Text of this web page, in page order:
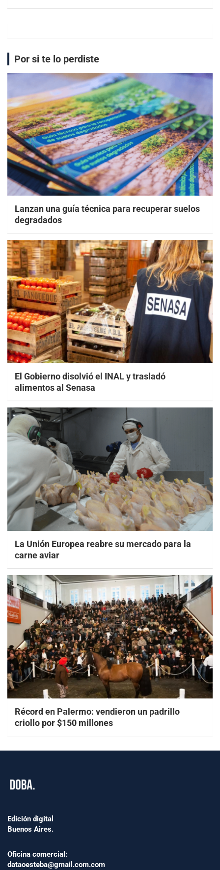
Por si te lo perdiste
Lanzan una guía técnica para recuperar suelos
degradados
El Gobierno disolvió el INAL y trasladó
alimentos al Senasa
La Unión Europea reabre su mercado para la
carne aviar
Récord en Palermo: vendieron un padrillo
criollo por $150 millones
Edición digital
Buenos Aires.
Oficina comercial:
dataoesteba@gmail.com.com